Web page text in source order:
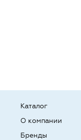
Каталог
О компании
Бренды